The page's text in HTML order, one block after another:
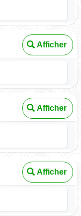
Afficher
Afficher
Afficher